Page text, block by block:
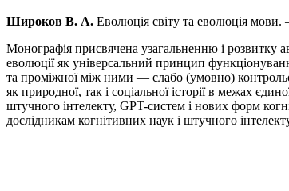
Широков В. А. Еволюція світу та еволюція
Монографія присвячена узагальненню і розвитку
еволюції як універсальний принцип
та проміжної між ними — слабо (умовно)
як природної, так і соціальної історії в межах
штучного інтелекту, GPT-систем і нових форм
дослідникам когнітивних наук і штучного